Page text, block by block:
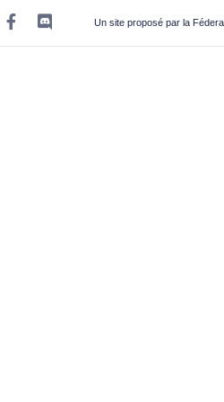
Un site proposé par la